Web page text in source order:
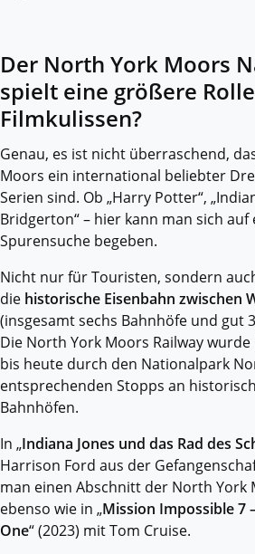
Der North York Moors
spielt eine größere
Filmkulissen?
Genau, es ist nicht überraschend,
Moors ein international beliebter
Serien sind. Ob „Harry Potter“,
Bridgerton“ – hier kann man sich auf
Spurensuche begeben.
Nicht nur für Touristen, sondern
die historische Eisenbahn zwischen
(insgesamt sechs Bahnhöfe und gut
Die North York Moors Railway
bis heute durch den Nationalpark
entsprechenden Stopps an
Bahnhöfen.
In „Indiana Jones und das Rad des
Harrison Ford aus der
man einen Abschnitt der North York
ebenso wie in „Mission Impossible 7
One“ (2023) mit Tom Cruise.